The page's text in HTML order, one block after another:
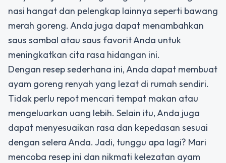
nasi hangat dan pelengkap lainnya seperti bawang
merah goreng. Anda juga dapat menambahkan
saus sambal atau saus favorit Anda untuk
meningkatkan cita rasa hidangan ini.
Dengan resep sederhana ini, Anda dapat membuat
ayam goreng renyah yang lezat di rumah sendiri.
Tidak perlu repot mencari tempat makan atau
mengeluarkan uang lebih. Selain itu, Anda juga
dapat menyesuaikan rasa dan kepedasan sesuai
dengan selera Anda. Jadi, tunggu apa lagi? Mari
mencoba resep ini dan nikmati kelezatan ayam